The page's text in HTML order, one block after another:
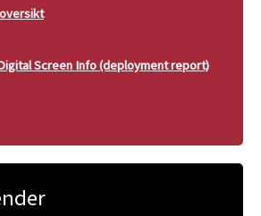
Screen Info (deployment report)